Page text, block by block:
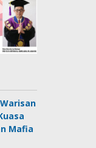
Mafia